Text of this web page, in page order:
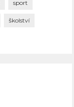
sport
školství